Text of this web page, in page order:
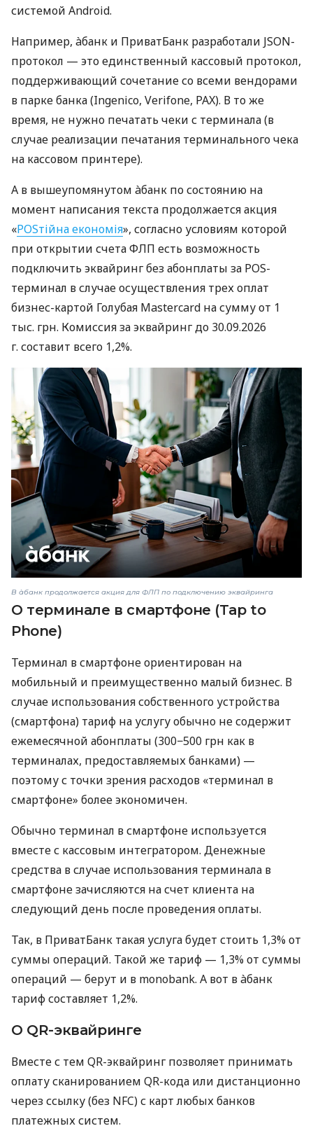
системой Android.
Например, àбанк и ПриватБанк разработали JSON-
протокол — это единственный кассовый протокол,
поддерживающий сочетание со всеми вендорами
в парке банка (Ingenico, Verifone, PAX). В то же
время, не нужно печатать чеки с терминала (в
случае реализации печатания терминального чека
на кассовом принтере).
А в вышеупомянутом àбанк по состоянию на
момент написания текста продолжается акция
«POSтійна економія», согласно условиям которой
при открытии счета ФЛП есть возможность
подключить эквайринг без абонплаты за POS-
терминал в случае осуществления трех оплат
бизнес-картой Голубая Mastercard на сумму от 1
тыс. грн. Комиссия за эквайринг до 30.09.2026
г. составит всего 1,2%.
В àбанк продолжается акция для ФЛП по подключению эквайринга
О терминале в смартфоне (Tap to
Phone)
Терминал в смартфоне ориентирован на
мобильный и преимущественно малый бизнес. В
случае использования собственного устройства
(смартфона) тариф на услугу обычно не содержит
ежемесячной абонплаты (300−500 грн как в
терминалах, предоставляемых банками) —
поэтому с точки зрения расходов «терминал в
смартфоне» более экономичен.
Обычно терминал в смартфоне используется
вместе с кассовым интегратором. Денежные
средства в случае использования терминала в
смартфоне зачисляются на счет клиента на
следующий день после проведения оплаты.
Так, в ПриватБанк такая услуга будет стоить 1,3% от
суммы операций. Такой же тариф — 1,3% от суммы
операций — берут и в monobank. А вот в àбанк
тариф составляет 1,2%.
О QR-эквайринге
Вместе с тем QR-эквайринг позволяет принимать
оплату сканированием QR-кода или дистанционно
через ссылку (без NFC) с карт любых банков
платежных систем.